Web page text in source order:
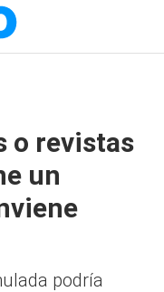
o revistas
un
podría